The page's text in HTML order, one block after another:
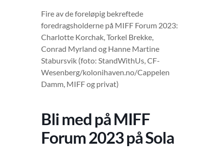
Fire av de foreløpig bekreftede
foredragsholderne på MIFF Forum 2023:
Charlotte Korchak, Torkel Brekke,
Conrad Myrland og Hanne Martine
Stabursvik (foto: StandWithUs, CF-
Wesenberg/kolonihaven.no/Cappelen
Damm, MIFF og privat)
Bli med på MIFF
Forum 2023 på Sola